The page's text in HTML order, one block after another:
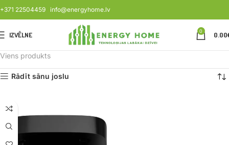
+371 22504459 info@energyhome.lv
IZVĒLNE 0 0.00
Viens produkts
Rādīt sānu joslu